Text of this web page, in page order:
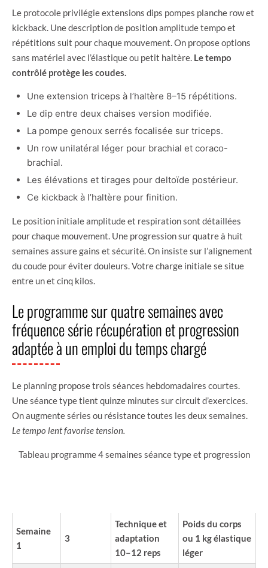
Le protocole privilégie extensions dips pompes planche row et
kickback. Une description de position amplitude tempo et
répétitions suit pour chaque mouvement. On propose options
sans matériel avec l’élastique ou petit haltère. Le tempo
contrôlé protège les coudes.
Une extension triceps à l’haltère 8–15 répétitions.
Le dip entre deux chaises version modifiée.
La pompe genoux serrés focalisée sur triceps.
Un row unilatéral léger pour brachial et coraco-
brachial.
Les élévations et tirages pour deltoïde postérieur.
Ce kickback à l’haltère pour finition.
Le position initiale amplitude et respiration sont détaillées
pour chaque mouvement. Une progression sur quatre à huit
semaines assure gains et sécurité. On insiste sur l’alignement
du coude pour éviter douleurs. Votre charge initiale se situe
entre un et cinq kilos.
Le programme sur quatre semaines avec
fréquence série récupération et progression
adaptée à un emploi du temps chargé
Le planning propose trois séances hebdomadaires courtes.
Une séance type tient quinze minutes sur circuit d’exercices.
On augmente séries ou résistance toutes les deux semaines.
Le tempo lent favorise tension.
Tableau programme 4 semaines séance type et progression
Semaine
1
3
Technique et
adaptation
10–12 reps
Poids du corps
ou 1 kg élastique
léger